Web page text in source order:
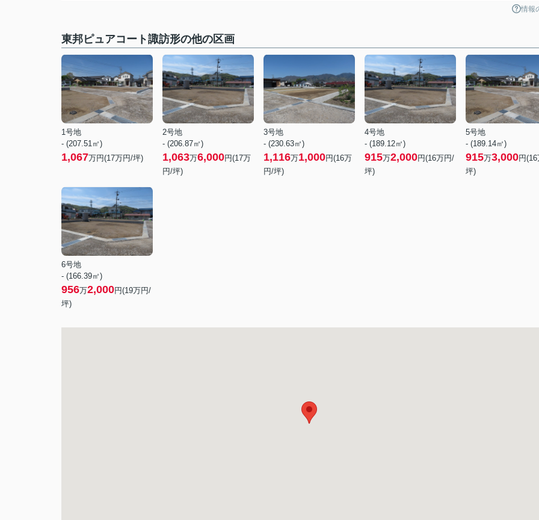
情報
東邦ピュアコート諏訪形の他の区画
1号地
- (207.51㎡)
1,067万円(17万円/坪)
2号地
- (206.87㎡)
1,063万6,000円(17万
円/坪)
3号地
- (230.63㎡)
1,116万1,000円(16万
円/坪)
4号地
- (189.12㎡)
915万2,000円(16万円/
坪)
5号地
- (189.14㎡)
915万3,000円(16
坪)
6号地
- (166.39㎡)
956万2,000円(19万円/
坪)